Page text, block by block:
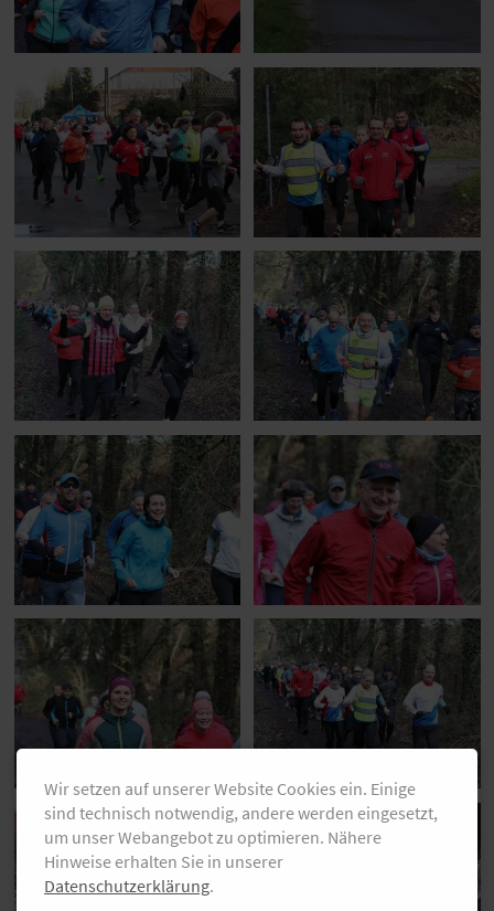
Wir setzen auf unserer Website Cookies ein. Einige
sind technisch notwendig, andere werden eingesetzt,
um unser Webangebot zu optimieren. Nähere
Hinweise erhalten Sie in unserer
Datenschutzerklärung.